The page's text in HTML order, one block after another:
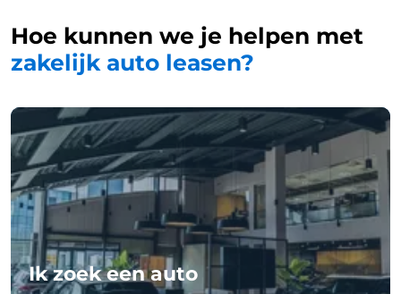
Hoe kunnen we je helpen met
zakelijk auto leasen?
Ik zoek een auto